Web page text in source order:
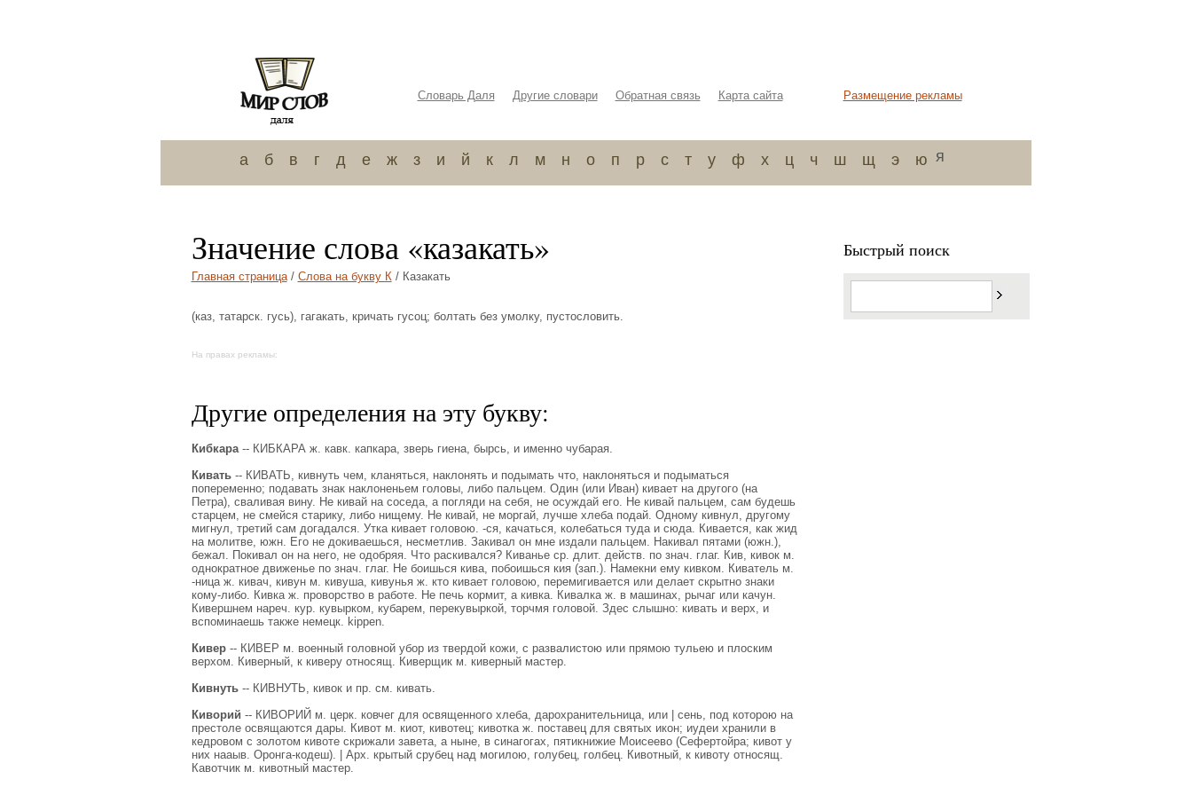
Словарь Даля Другие словари Обратная связь Карта сайта Размещение рекламы
а б в г д е ж з и й к л м н о п р с т у ф х ц ч ш щ э ю я
Значение слова «казакать»
Главная страница/ Слова на букву К/ Казакать
(каз, татарск. гусь), гагакать, кричать гусоц; болтать без умолку, пустословить.
На правах рекламы:
Другие определения на эту букву:
Кибкара-- КИБКАРА ж. кавк. капкара, зверь гиена, бырсь, и именно чубарая.
Кивать-- КИВАТЬ, кивнуть чем, кланяться, наклонять и подымать что, наклоняться и подыматься
попеременно; подавать знак наклоненьем головы, либо пальцем. Один (или Иван) кивает на другого (на
Петра), сваливая вину. Не кивай на соседа, а погляди на себя, не осуждай его. Не кивай пальцем, сам будешь
старцем, не смейся старику, либо нищему. Не кивай, не моргай, лучше хлеба подай. Одному кивнул, другому
мигнул, третий сам догадался. Утка кивает головою. -ся, качаться, колебаться туда и сюда. Кивается, как жид
на молитве, южн. Его не докиваешься, несметлив. Закивал он мне издали пальцем. Накивал пятами (южн.),
бежал. Покивал он на него, не одобряя. Что раскивался? Киванье ср. длит. действ. по знач. глаг. Кив, кивок м.
однократное движенье по знач. глаг. Не боишься кива, побоишься кия (зап.). Намекни ему кивком. Киватель м.
-ница ж. кивач, кивун м. кивуша, кивунья ж. кто кивает головою, перемигивается или делает скрытно знаки
кому-либо. Кивка ж. проворство в работе. Не печь кормит, а кивка. Кивалка ж. в машинах, рычаг или качун.
Кивершнем нареч. кур. кувырком, кубарем, перекувыркой, торчмя головой. Здес слышно: кивать и верх, и
вспоминаешь также немецк. kippen.
Кивер-- КИВЕР м. военный головной убор из твердой кожи, с развалистою или прямою тульею и плоским
верхом. Киверный, к киверу относящ. Киверщик м. киверный мастер.
Кивнуть-- КИВНУТЬ, кивок и пр. см. кивать.
Киворий -- КИВОРИЙ м. церк. ковчег для освященного хлеба, дарохранительница, или | сень, под которою на
престоле освящаются дары. Кивот м. киот, кивотец; кивотка ж. поставец для святых икон; иудеи хранили в
кедровом с золотом кивоте скрижали завета, а ныне, в синагогах, пятикнижие Моисеево (Сефертойра; кивот у
них нааыв. Оронга-кодеш). | Арх. крытый срубец над могилою, голубец, голбец. Кивотный, к кивоту относящ.
Кавотчик м. кивотный мастер.
Быстрый поиск